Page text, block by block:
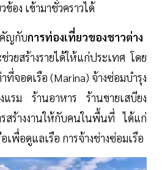
อง เข้ามาชั่วคราวได้
คัญกับการท่องเที่ยวของชาวต่าง
วยสร้างรายได้ให้แก่ประเทศ โดย
ที่จอดเรือ (Marina) จ้างซ่อมบำรุง
แรม ร้านอาหาร ร้านขายเสบียง
สร้างงานให้กับคนในพื้นที่ ได้แก่
เพื่อดูแลเรือ การจ้างช่างซ่อมเรือ